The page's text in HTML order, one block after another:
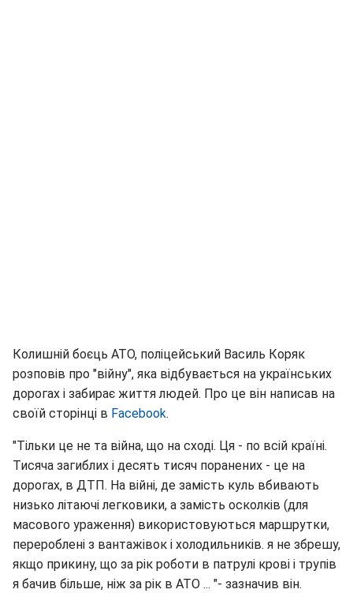
Колишній боєць АТО, поліцейський Василь Коряк
розповів про "війну", яка відбувається на українських
дорогах і забирає життя людей. Про це він написав на
своїй сторінці в Facebook.
"Тільки це не та війна, що на сході. Ця - по всій країні.
Тисяча загиблих і десять тисяч поранених - це на
дорогах, в ДТП. На війні, де замість куль вбивають
низько літаючі легковики, а замість осколків (для
масового ураження) використовуються маршрутки,
перероблені з вантажівок і холодильників. я не збрешу,
якщо прикину, що за рік роботи в патрулі крові і трупів
я бачив більше, ніж за рік в АТО ... "- зазначив він.